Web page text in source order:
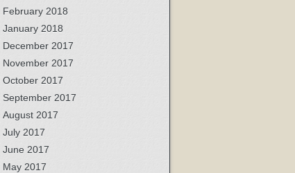
February 2018
January 2018
December 2017
November 2017
October 2017
September 2017
August 2017
July 2017
June 2017
May 2017